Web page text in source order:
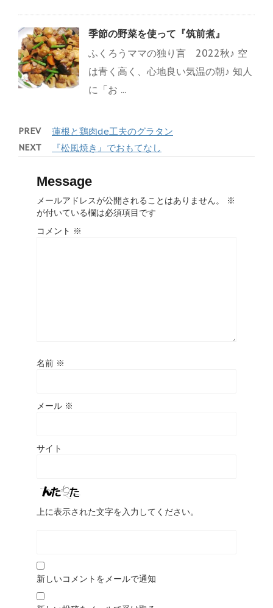
季節の野菜を使って『筑前煮』
ふくろうママの独り言 2022秋♪ 空
は青く高く、心地良い気温の朝♪ 知人
に「お ...
PREV 蓮根と鶏肉de工夫のグラタン
NEXT 『松風焼き』でおもてなし
Message
メールアドレスが公開されることはありません。
※
が付いている欄は必須項目です
コメント ※
名前 ※
メール ※
サイト
上に表示された文字を入力してください。
新しいコメントをメールで通知